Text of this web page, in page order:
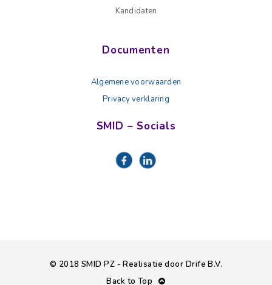
Kandidaten
Documenten
Algemene voorwaarden
Privacy verklaring
SMID – Socials
© 2018 SMID PZ - Realisatie door Drife B.V.
Back to Top